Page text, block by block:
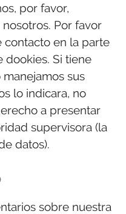
por favor,
Por favor
contacto en la parte
dookies. Si tiene
sus
lo indicara, no
a presentar
supervisora (la
datos).
sobre nuestra